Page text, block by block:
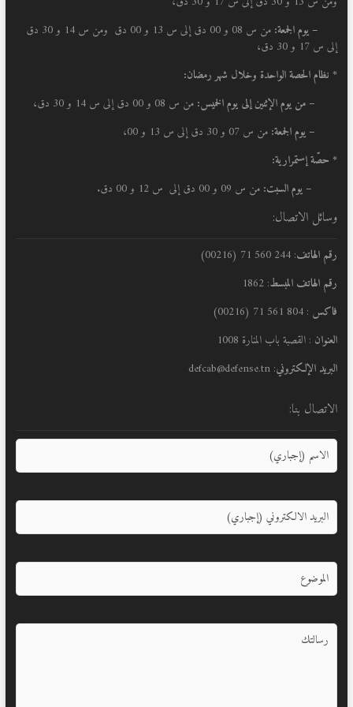
– يوم الجمعة:
من س 08 و 00 دق إلى س 13 و 00 دق ومن س 14 و 30 دق
إلى س 17 و 30 دق،
* نظام الحصة الواحدة وخلال شهر رمضان:
– من يوم الإثنين إلى يوم الخميس: من س 08 و 00 دق إلى س 14 و 30 دق،
– يوم الجمعة: من س 07 و 30 دق إلى س 13 و 00،
* حصّة إستمرارية:
– يوم السبت: من س 09 و 00 دق إلى س 12 و 00 دق.
وسائل الاتصال:
رقم الهاتف: 244 560 71 (00216)
رقم الهاتف المبسط: 1862
فاكس : 804 561 71 (00216)
العنوان : القصبة باب المنارة 1008
البريد الإلكتروني: defcab@defense.tn
الاتصال بنا: